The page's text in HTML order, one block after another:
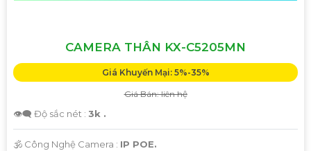
CAMERA THÂN KX-C5205MN
Giá Khuyến Mại: 5%-35%
Giá Bán: liên hệ
👁️‍🗨 Độ sắc nét : 3k .
🕉️ Công Nghệ Camera : IP POE.